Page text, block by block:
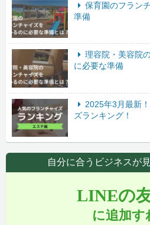
保育園のフラン
準備
理容院・美容院
に必要な準備
2025年3月最新
ズランキング！
自分に合うビジネスが
LINEの
に追加す